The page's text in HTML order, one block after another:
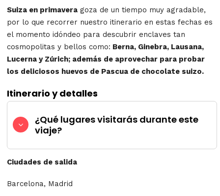
Suiza en primavera goza de un tiempo muy agradable,
por lo que recorrer nuestro itinerario en estas fechas es
el momento idóndeo para descubrir enclaves tan
cosmopolitas y bellos como: Berna, Ginebra, Lausana,
Lucerna y Zúrich; además de aprovechar para probar
los deliciosos huevos de Pascua de chocolate suizo.
Itinerario y detalles
¿Qué lugares visitarás durante este
viaje?
Ciudades de salida
Barcelona, Madrid